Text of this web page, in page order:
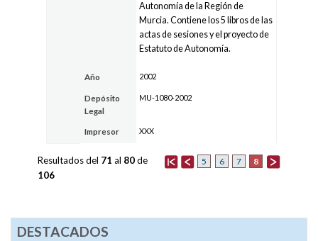
Autonomía de la Región de
Murcia. Contiene los 5 libros de las
actas de sesiones y el proyecto de
Estatuto de Autonomía.
Año 2002
Depósito
Legal
MU-1080-2002
Impresor XXX
5 6 7 8
Resultados del 71 al 80de
106
DESTACADOS